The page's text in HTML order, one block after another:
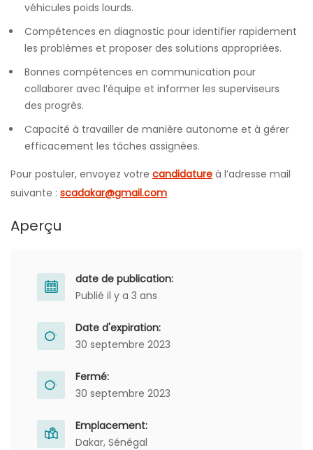
véhicules poids lourds.
Compétences en diagnostic pour identifier rapidement
les problèmes et proposer des solutions appropriées.
Bonnes compétences en communication pour
collaborer avec l’équipe et informer les superviseurs
des progrès.
Capacité à travailler de manière autonome et à gérer
efficacement les tâches assignées.
Pour postuler, envoyez votre candidature à l’adresse mail
suivante : scadakar@gmail.com
Aperçu
date de publication:
Publié il y a 3 ans
Date d'expiration:
30 septembre 2023
Fermé:
30 septembre 2023
Emplacement:
Dakar, Sénégal